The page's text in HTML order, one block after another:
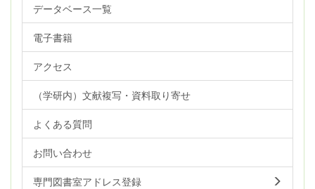
データベース一覧
電子書籍
アクセス
（学研内）文献複写・資料取り寄せ
よくある質問
お問い合わせ
専門図書室アドレス登録